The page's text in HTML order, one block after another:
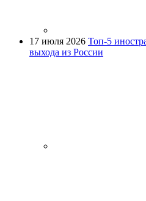
17 июля 2026 Топ-5
выхода из России